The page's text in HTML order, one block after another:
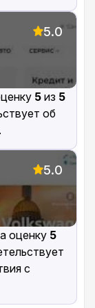
5.0
5 из 5
об
5.0
оценку 5
с